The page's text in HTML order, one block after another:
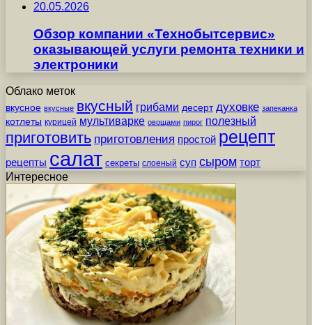
20.05.2026
Обзор компании «Технобытсервис»
оказывающей услуги ремонта техники и
электроники
Облако меток
вкусное вкусные вкусный грибами десерт духовке запеканка
котлеты курицей мультиварке овощами пирог полезный
приготовить приготовления простой рецепт
рецепты салат секреты слоеный суп сыром торт
Интересное